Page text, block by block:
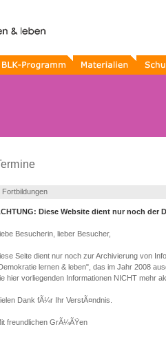
BLK-
Programm
Materialien
Fortbildungen
Diese Website dient nur noch der
Besucherin, lieber Besucher,
Seite dient nur noch zur Archivierung von
lernen & leben", das im Jahr 2008
hier vorliegenden Informationen NICHT mehr
Dank fÃ¼r Ihr VerstÃ¤ndnis.
freundlichen GrÃ¼ÃŸen